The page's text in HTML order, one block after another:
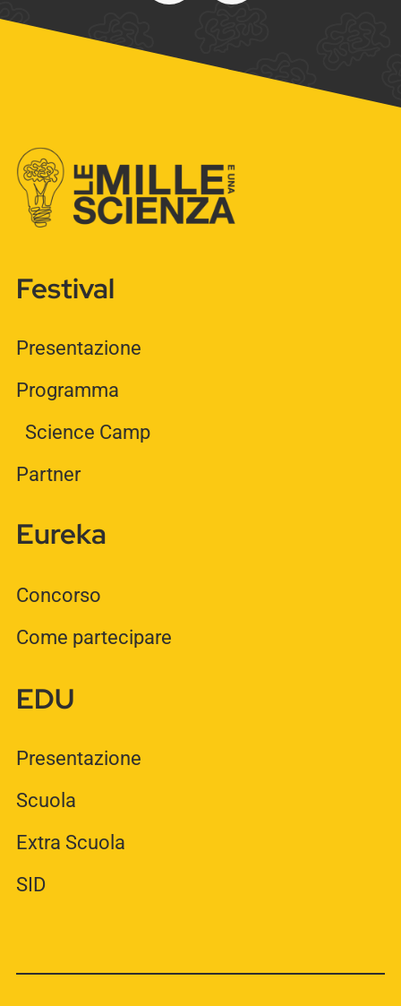
Festival
Presentazione
Programma
Science Camp
Partner
Eureka
Concorso
Come partecipare
EDU
Presentazione
Scuola
Extra Scuola
SID